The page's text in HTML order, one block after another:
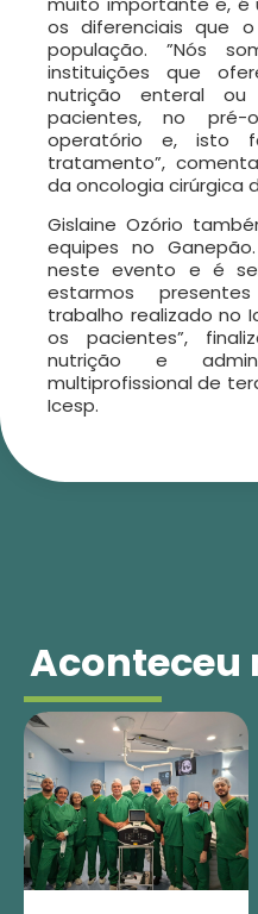
os diferenciais que
população. ”Nós
instituições que
nutrição enteral
pacientes, no
operatório e, isto
tratamento”,
da oncologia cirúrgica
Gislaine Ozório
equipes no
neste evento e é
estarmos
trabalho realizado no
os pacientes”,
nutrição e
multiprofissional de
Icesp.
Aconteceu